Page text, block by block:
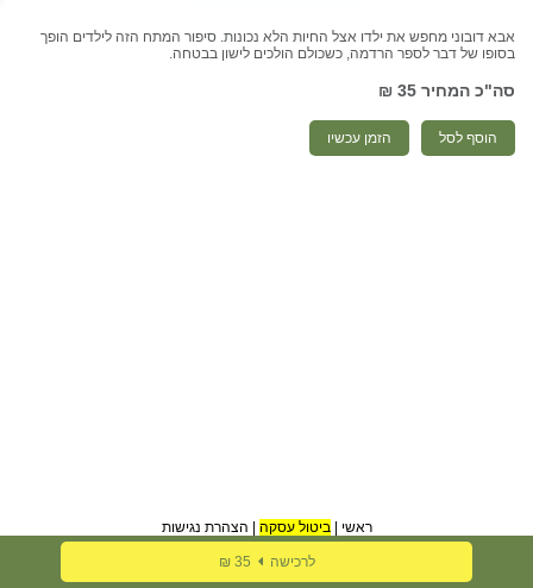
אבא דובוני מחפש את ילדו אצל החיות הלא נכונות. סיפור המתח הזה לילדים הופך
בסופו של דבר לספר הרדמה, כשכולם הולכים לישון בבטחה.
סה"כ המחיר 35 ₪
הוסף לסל הזמן עכשיו
ראשי |ביטול עסקה הצהרת נגישות
לרכישה 35 ₪